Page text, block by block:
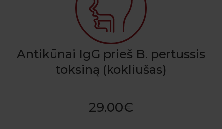
Antikūnai IgG prieš B. pertussis
toksiną (kokliušas)
29.00€